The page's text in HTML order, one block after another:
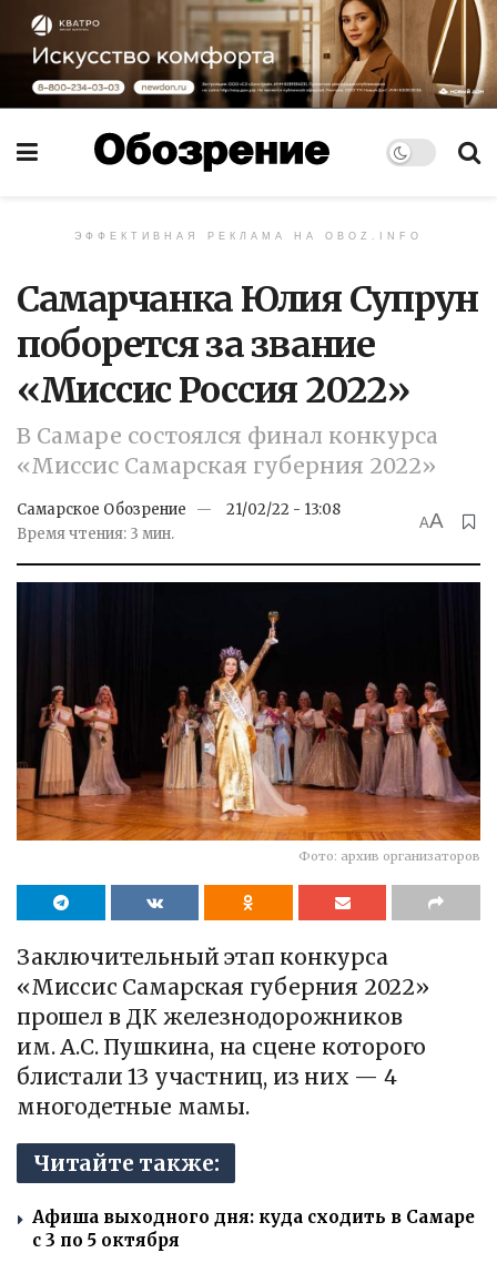
ЭФФЕКТИВНАЯ РЕКЛАМА НА OBOZ.INFO
Самарчанка Юлия Супрун
поборется за звание
«Миссис Россия 2022»
В Самаре состоялся финал конкурса
«Миссис Самарская губерния 2022»
Самарское Обозрение
21/02/22 - 13:08
Время чтения: 3 мин.
AA
Фото: архив организаторов
Заключительный этап конкурса
«Миссис Самарская губерния 2022»
прошел в ДК железнодорожников
им. А.С. Пушкина, на сцене которого
блистали 13 участниц, из них — 4
многодетные мамы.
Читайте также:
Афиша выходного дня: куда сходить в Самаре
с 3 по 5 октября